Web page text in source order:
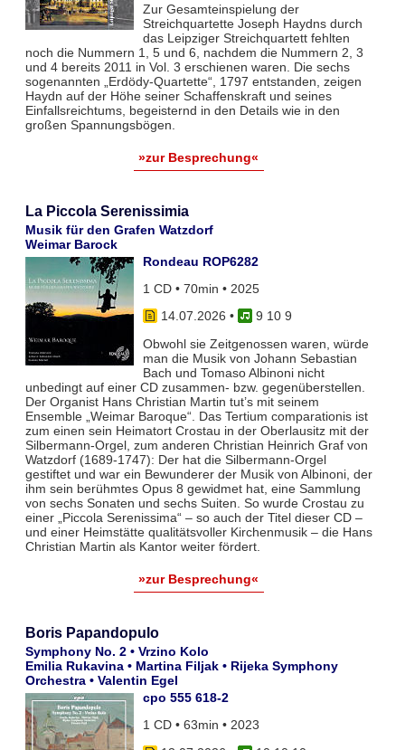
Zur Gesamteinspielung der
Streichquartette Joseph Haydns durch
das Leipziger Streichquartett fehlten
noch die Nummern 1, 5 und 6, nachdem die Nummern 2, 3
und 4 bereits 2011 in Vol. 3 erschienen waren. Die sechs
sogenannten „Erdödy-Quartette“, 1797 entstanden, zeigen
Haydn auf der Höhe seiner Schaffenskraft und seines
Einfallsreichtums, begeisternd in den Details wie in den
großen Spannungsbögen.
»zur Besprechung«
La Piccola Serenissimia
Musik für den Grafen Watzdorf
Weimar Barock
Rondeau ROP6282
1 CD • 70min • 2025
14.07.2026 •
9 10 9
Obwohl sie Zeitgenossen waren, würde
man die Musik von Johann Sebastian
Bach und Tomaso Albinoni nicht
unbedingt auf einer CD zusammen- bzw. gegenüberstellen.
Der Organist Hans Christian Martin tut’s mit seinem
Ensemble „Weimar Baroque“. Das Tertium comparationis ist
zum einen sein Heimatort Crostau in der Oberlausitz mit der
Silbermann-Orgel, zum anderen Christian Heinrich Graf von
Watzdorf (1689-1747): Der hat die Silbermann-Orgel
gestiftet und war ein Bewunderer der Musik von Albinoni, der
ihm sein berühmtes Opus 8 gewidmet hat, eine Sammlung
von sechs Sonaten und sechs Suiten. So wurde Crostau zu
einer „Piccola Serenissima“ – so auch der Titel dieser CD –
und einer Heimstätte qualitätsvoller Kirchenmusik – die Hans
Christian Martin als Kantor weiter fördert.
»zur Besprechung«
Boris Papandopulo
Symphony No. 2 • Vrzino Kolo
Emilia Rukavina • Martina Filjak • Rijeka Symphony
Orchestra • Valentin Egel
cpo 555 618-2
1 CD • 63min • 2023